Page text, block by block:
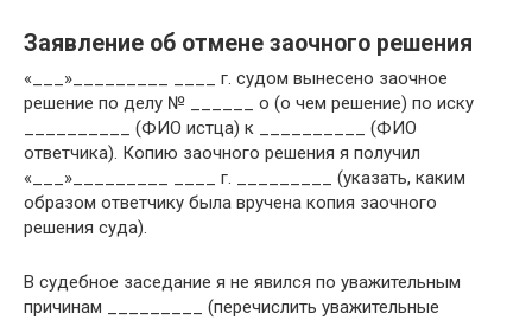
Заявление об отмене заочного решения
«___»_________ ____ г. судом вынесено заочное
решение по делу № ______ о (о чем решение) по иску
__________ (ФИО истца) к __________ (ФИО
ответчика). Копию заочного решения я получил
«___»_________ ____ г. _________ (указать, каким
образом ответчику была вручена копия заочного
решения суда).
В судебное заседание я не явился по уважительным
причинам _________ (перечислить уважительные